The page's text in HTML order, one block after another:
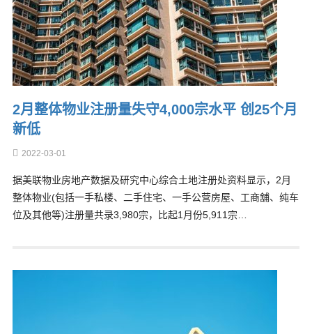
2月整体物业注册量失守4,000宗水平 创25个月
新低
2022-03-01
据美联物业房地产数据及研究中心综合土地注册处资料显示，2月
整体物业(包括一手私楼、二手住宅、一手公营房屋、工商舖、纯车
位及其他等)注册量共录3,980宗，比起1月份5,911宗…